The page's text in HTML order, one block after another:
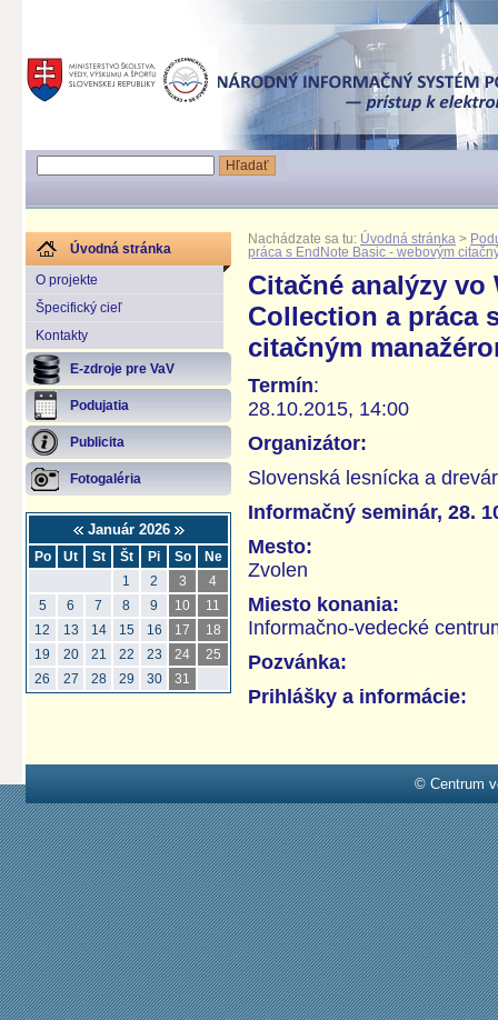
Úvodná stránka
O projekte
Špecifický cieľ
Kontakty
E-zdroje pre VaV
Podujatia
Publicita
Fotogaléria
Január 2026
Po Ut St Št Pi So
Ne
1
2 3
4
5
6 7 8 9 10
11
12
13 14 15 16 17
18
19
20 21 22 23 24
25
26
27 28 29 30 31
Nachádzate sa tu: Úvodná stránka >
práca s EndNote Basic - webovým
Citačné analýzy vo
Collection a práca
citačným
Termín:
28.10.2015, 14:00
Organizátor:
Slovenská lesnícka a
Informačný seminár, 28.
Mesto:
Zvolen
Miesto konania:
Informačno-vedecké
Pozvánka:
Prihlášky a informácie:
© Centrum